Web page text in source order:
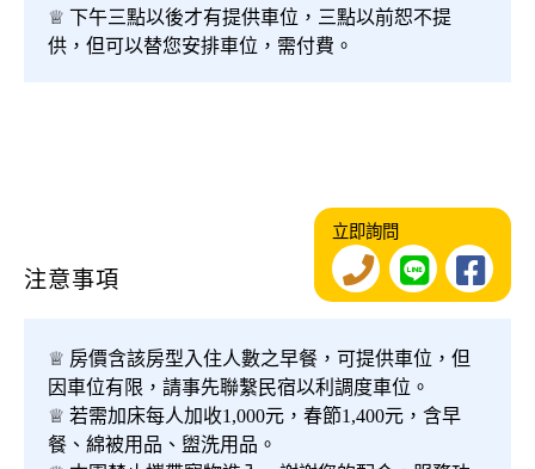
♕ 下午三點以後才有提供車位，三點以前恕不提
供，但可以替您安排車位，需付費。
注意事項
立即詢問
♕ 房價含該房型入住人數之早餐，可提供車位，但
因車位有限，請事先聯繫民宿以利調度車位。
♕ 若需加床每人加收1,000元，春節1,400元，含早
餐、綿被用品、盥洗用品。